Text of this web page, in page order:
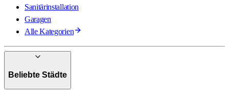
Sanitärinstallation
Garagen
Alle Kategorien
Beliebte Städte